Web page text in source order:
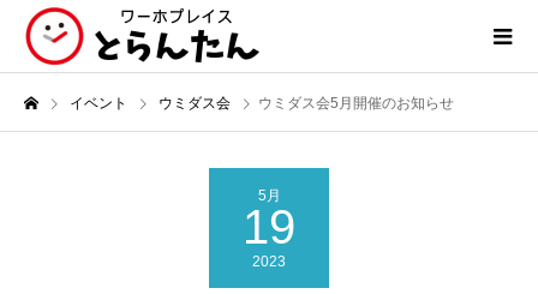
イベント ウミダス会 ウミダス会5月開催のお知らせ
5月
19
2023